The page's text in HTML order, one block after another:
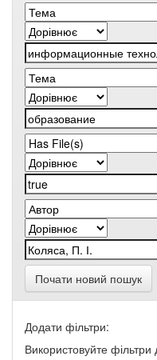
Почати новий пошук
Додати фільтри:
Використовуйте фільтри